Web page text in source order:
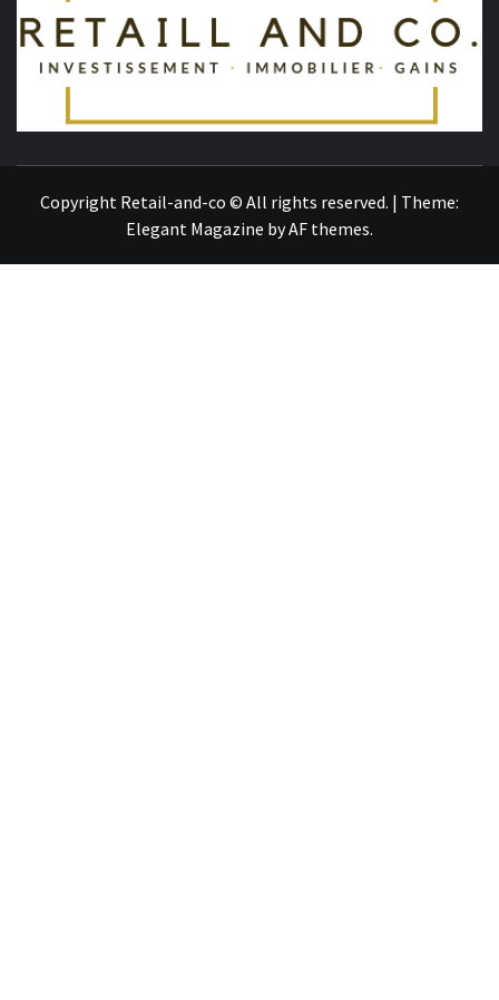
Copyright Retail-and-co © All rights reserved. | Theme:
Elegant Magazine byAF themes.